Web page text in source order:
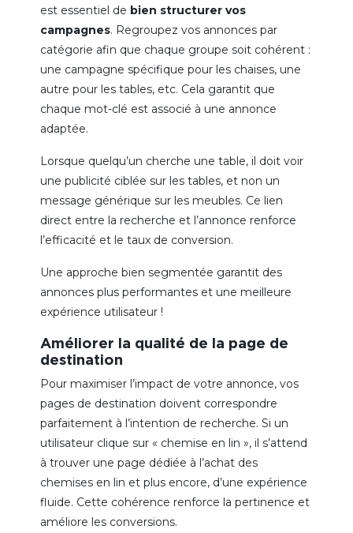
est essentiel de bien structurer vos
campagnes. Regroupez vos annonces par
catégorie afin que chaque groupe soit cohérent :
une campagne spécifique pour les chaises, une
autre pour les tables, etc. Cela garantit que
chaque mot-clé est associé à une annonce
adaptée.
Lorsque quelqu’un cherche une table, il doit voir
une publicité ciblée sur les tables, et non un
message générique sur les meubles. Ce lien
direct entre la recherche et l’annonce renforce
l’efficacité et le taux de conversion.
Une approche bien segmentée garantit des
annonces plus performantes et une meilleure
expérience utilisateur !
Améliorer la qualité de la page de
destination
Pour maximiser l’impact de votre annonce, vos
pages de destination doivent correspondre
parfaitement à l’intention de recherche. Si un
utilisateur clique sur « chemise en lin », il s’attend
à trouver une page dédiée à l’achat des
chemises en lin et plus encore, d’une expérience
fluide. Cette cohérence renforce la pertinence et
améliore les conversions.